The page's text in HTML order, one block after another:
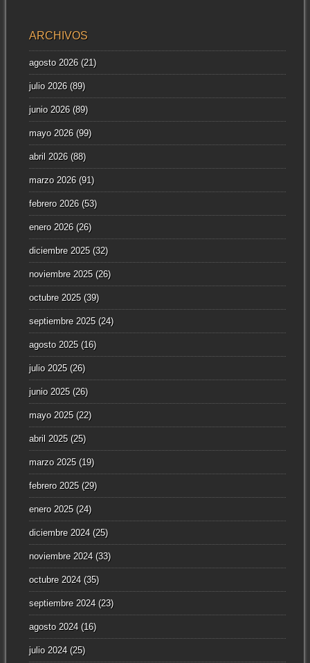
ARCHIVOS
agosto 2026(21)
julio 2026(89)
junio 2026(89)
mayo 2026(99)
abril 2026(88)
marzo 2026(91)
febrero 2026(53)
enero 2026(26)
diciembre 2025(32)
noviembre 2025(26)
octubre 2025(39)
septiembre 2025(24)
agosto 2025(16)
julio 2025(26)
junio 2025(26)
mayo 2025(22)
abril 2025(25)
marzo 2025(19)
febrero 2025(29)
enero 2025(24)
diciembre 2024(25)
noviembre 2024(33)
octubre 2024(35)
septiembre 2024(23)
agosto 2024(16)
julio 2024(25)